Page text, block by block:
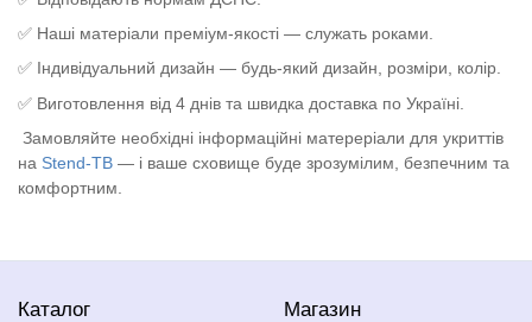
✅ Наші матеріали преміум-якості — служать роками.
✅ Індивідуальний дизайн — будь-який дизайн, розміри, колір.
✅ Виготовлення від 4 днів та швидка доставка по Україні.
Замовляйте необхідні інформаційні матереріали для укриттів
на Stend-TB — і ваше сховище буде зрозумілим, безпечним та
комфортним.
Каталог Магазин